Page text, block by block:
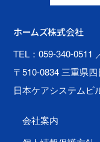
ホームズ株式会社
TEL：059-340-0511
〒510-0834 三重県
日本ケアシステムビ
会社案内